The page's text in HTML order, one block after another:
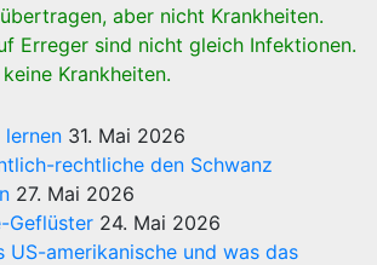
aber nicht Krankheiten.
Erreger sind nicht gleich Infektionen.
Krankheiten.
31. Mai 2026
rechtliche den Schwanz
27. Mai 2026
Geflüster 24. Mai 2026
US-amerikanische und was das